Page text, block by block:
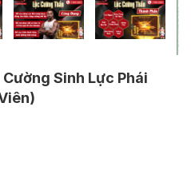
Sinh Lực Phái